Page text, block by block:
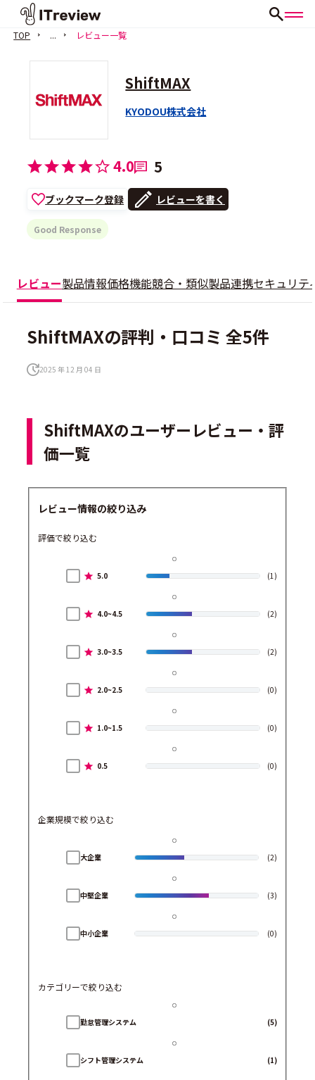
TOP ... レビュー一覧
ShiftMAX
KYODOU株式会社
4.0 5
ブックマーク登録 レビューを書く
Good Response
レビュー製品情報価格機能競合・類似製品連携セキュリテ
ShiftMAXの評判・口コミ 全5件
2025 年 12 月 04 日
ShiftMAXのユーザーレビュー・評
価一覧
レビュー情報の絞り込み
評価で絞り込む
5.0 (1)
4.0~4.5 (2)
3.0~3.5 (2)
2.0~2.5 (0)
1.0~1.5 (0)
0.5 (0)
企業規模で絞り込む
大企業 (2)
中堅企業 (3)
中小企業 (0)
カテゴリーで絞り込む
勤怠管理システム (5)
シフト管理システム (1)